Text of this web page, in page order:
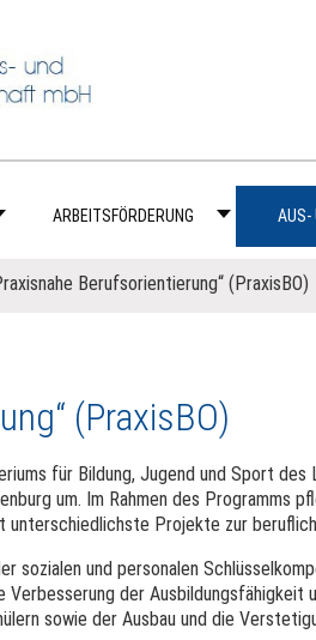
ARBEITSFÖRDERUNG AUS-
Berufsorientierung“ (PraxisBO)
(PraxisBO)
für Bildung, Jugend und Sport des
um. Im Rahmen des Programms
unterschiedlichste Projekte zur
und personalen
der Ausbildungsfähigkeit
sowie der Ausbau und die